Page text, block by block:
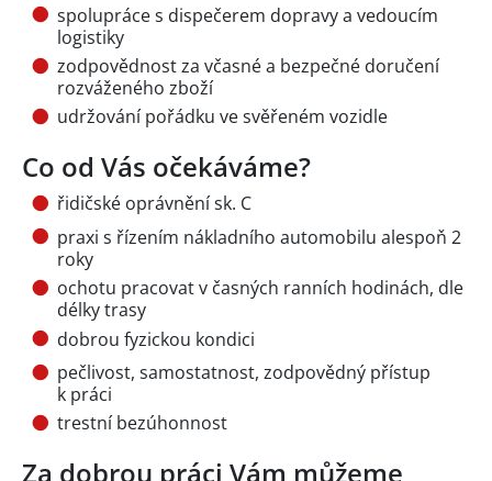
spolupráce s dispečerem dopravy a vedoucím
logistiky
zodpovědnost za včasné a bezpečné doručení
rozváženého zboží
udržování pořádku ve svěřeném vozidle
Co od Vás očekáváme?
řidičské oprávnění sk. C
praxi s řízením nákladního automobilu alespoň 2
roky
ochotu pracovat v časných ranních hodinách, dle
délky trasy
dobrou fyzickou kondici
pečlivost, samostatnost, zodpovědný přístup
k práci
trestní bezúhonnost
Za dobrou práci Vám můžeme